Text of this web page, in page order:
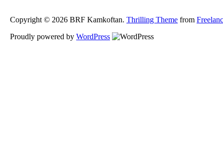
Copyright © 2026 BRF Kamkoftan. Thrilling Theme from
Proudly powered by WordPress